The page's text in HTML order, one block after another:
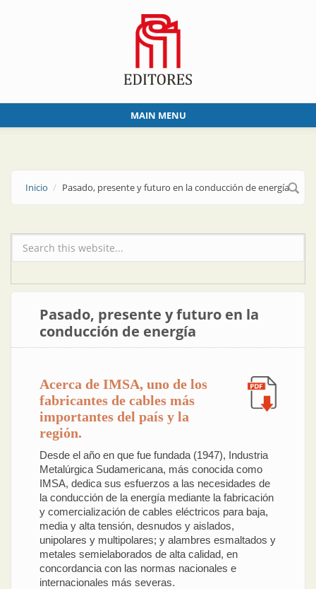
MAIN MENU
Inicio Pasado, presente y futuro en la conducción de energía
Formulario de búsqueda
Pasado, presente y futuro en la
conducción de energía
Acerca de IMSA, uno de los
fabricantes de cables más
importantes del país y la
región.
Desde el año en que fue fundada (1947), Industria
Metalúrgica Sudamericana, más conocida como
IMSA, dedica sus esfuerzos a las necesidades de
la conducción de la energía mediante la fabricación
y comercialización de cables eléctricos para baja,
media y alta tensión, desnudos y aislados,
unipolares y multipolares; y alambres esmaltados y
metales semielaborados de alta calidad, en
concordancia con las normas nacionales e
internacionales más severas.